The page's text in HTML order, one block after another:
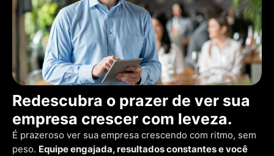
Redescubra o prazer de ver sua
empresa crescer com leveza.
É prazeroso ver sua empresa crescendo com ritmo, sem
peso. Equipe engajada, resultados constantes e você